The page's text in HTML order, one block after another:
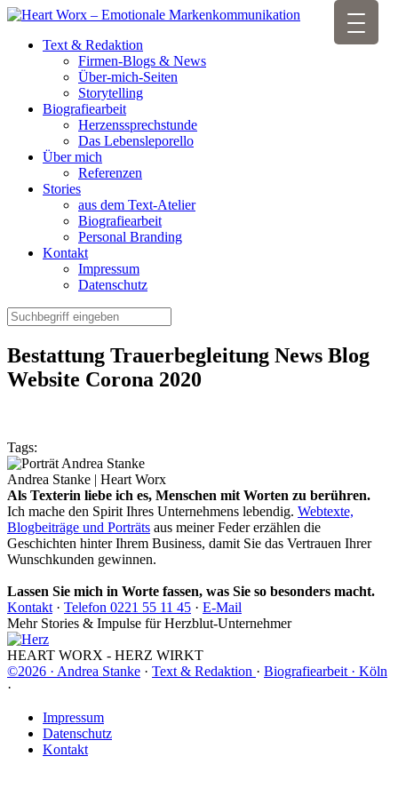
Text & Redaktion
Firmen-Blogs & News
Über-mich-Seiten
Storytelling
Biografiearbeit
Herzenssprechstunde
Das Lebensleporello
Über mich
Referenzen
Stories
aus dem Text-Atelier
Biografiearbeit
Personal Branding
Kontakt
Impressum
Datenschutz
Bestattung Trauerbegleitung News Blog
Website Corona 2020
Tags:
Andrea Stanke | Heart Worx
Als Texterin liebe ich es, Menschen mit Worten zu berühren.
Ich mache den Spirit Ihres Unternehmens lebendig. Webtexte,
Blogbeiträge und Porträts aus meiner Feder erzählen die
Geschichten hinter Ihrem Business, damit Sie das Vertrauen Ihrer
Wunschkunden gewinnen.
Lassen Sie mich in Worte fassen, was Sie so besonders macht.
Kontakt · Telefon 0221 55 11 45 · E-Mail
Mehr Stories & Impulse für Herzblut-Unternehmer
HEART WORX - HERZ WIRKT
©2026 · Andrea Stanke · Text & Redaktion · Biografiearbeit · Köln
·
Impressum
Datenschutz
Kontakt